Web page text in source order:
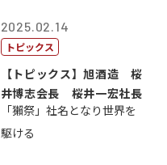
2025.02.14
トピックス
【トピックス】旭酒造 桜
井博志会長 桜井一宏社長
「獺祭」社名となり世界を
駆ける